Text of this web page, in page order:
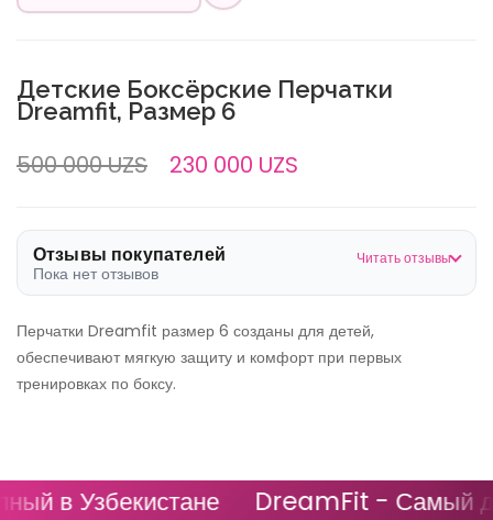
Отзывы покупателей
Пока нет отзывов
Читать отзывы
Детские Боксёрские Перчатки
Dreamfit, Размер 6
500 000 UZS 230 000 UZS
Перчатки Dreamfit размер 6 созданы для детей,
обеспечивают мягкую защиту и комфорт при первых
тренировках по боксу.
в Узбекистане DreamFit - Самый